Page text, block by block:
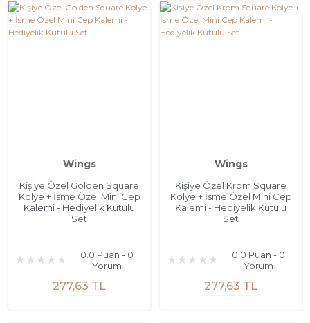
Wings
Kişiye Özel Golden Square
Kolye + İsme Özel Mini Cep
Kalemi - Hediyelik Kutulu
Set
0.0 Puan - 0
Yorum
277,63 TL
Wings
Kişiye Özel Krom Square
Kolye + İsme Özel Mini Cep
Kalemi - Hediyelik Kutulu
Set
0.0 Puan - 0
Yorum
277,63 TL